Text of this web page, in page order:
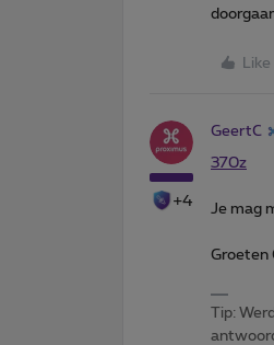
Like
+4
GeertC
370z
Je mag
Groeten
Tip: